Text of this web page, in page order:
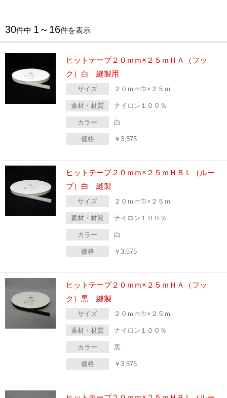
30件中 1～16件を表示
ヒットテープ２０ｍｍ×２５ｍＨＡ（フッ
ク）白 縫製用
サイズ ２０ｍｍ巾×２５ｍ
素材・材質 ナイロン１００％
カラー 白
価格 ￥ 3,575
ヒットテープ２０ｍｍ×２５ｍＨＢＬ（ルー
プ）白 縫製
サイズ ２０ｍｍ巾×２５ｍ
素材・材質 ナイロン１００％
カラー 白
価格 ￥ 3,575
ヒットテープ２０ｍｍ×２５ｍＨＡ（フッ
ク）黒 縫製
サイズ ２０ｍｍ巾×２５ｍ
素材・材質 ナイロン１００％
カラー 黒
価格 ￥ 3,575